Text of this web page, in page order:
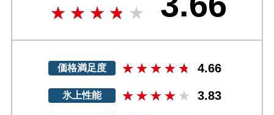
価格満足度 4.66
氷上性能 3.83